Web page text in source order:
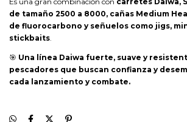
de tamaño 2500 a 8000, cañas Medium
de fluorocarbono y señuelos como jigs,
stickbaits.
🎯 Una línea Daiwa fuerte, suave y
pescadores que buscan confianza y
cada lanzamiento y combate.